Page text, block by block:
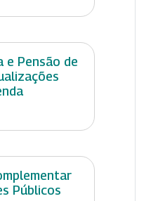
e Pensão de
Públicos